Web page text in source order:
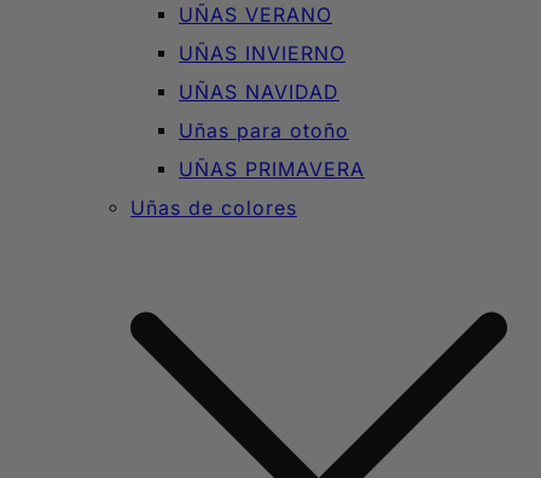
UÑAS VERANO
UÑAS INVIERNO
UÑAS NAVIDAD
Uñas para otoño
UÑAS PRIMAVERA
Uñas de colores